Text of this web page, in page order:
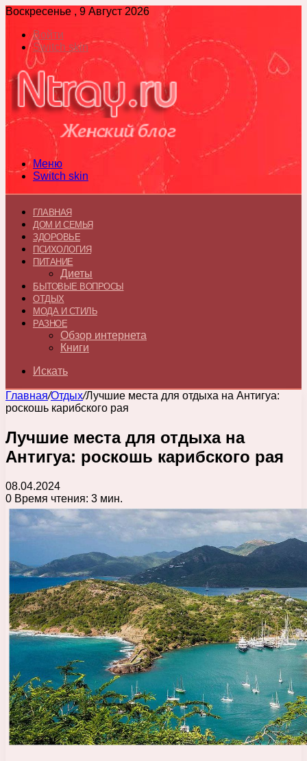
Воскресенье , 9 Август 2026
Войти
Switch skin
Меню
Switch skin
ГЛАВНАЯ
ДОМ И СЕМЬЯ
ЗДОРОВЬЕ
ПСИХОЛОГИЯ
ПИТАНИЕ
Диеты
БЫТОВЫЕ ВОПРОСЫ
ОТДЫХ
МОДА И СТИЛЬ
РАЗНОЕ
Обзор интернета
Книги
Искать
Главная/Отдых/Лучшие места для отдыха на Антигуа:
роскошь карибского рая
Лучшие места для отдыха на
Антигуа: роскошь карибского рая
08.04.2024
0 Время чтения: 3 мин.